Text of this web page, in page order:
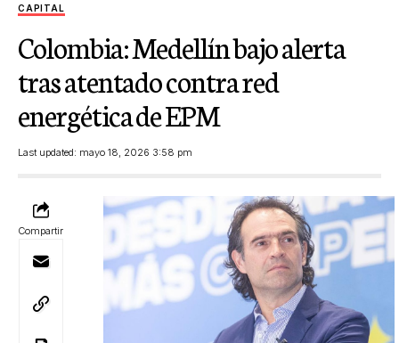
CAPITAL
Colombia: Medellín bajo alerta
tras atentado contra red
energética de EPM
Last updated: mayo 18, 2026 3:58 pm
Compartir